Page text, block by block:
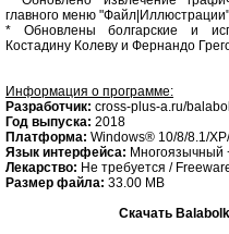
главного меню
* Обновлены болгарские и
Костадину Колеву и Фернандо
Информация о программе:
Разработчик: cross-plus-a.ru/
Год выпуска: 2018
Платформа: Windows® 10/8/8.1/
Язык интерфейса: Многоязычный
Лекарство: Не требуется /
Размер файла: 33.00 MB
Скачать